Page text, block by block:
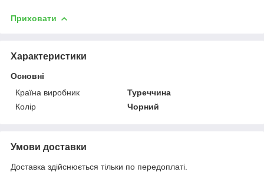
Приховати
Характеристики
Основні
Країна виробник
Туреччина
Колір
Чорний
Умови доставки
Доставка здійснюється тільки по передоплаті.